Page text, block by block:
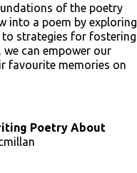
of the poetry
into a poem by exploring
strategies for fostering
can empower our
favourite memories on
Poetry About